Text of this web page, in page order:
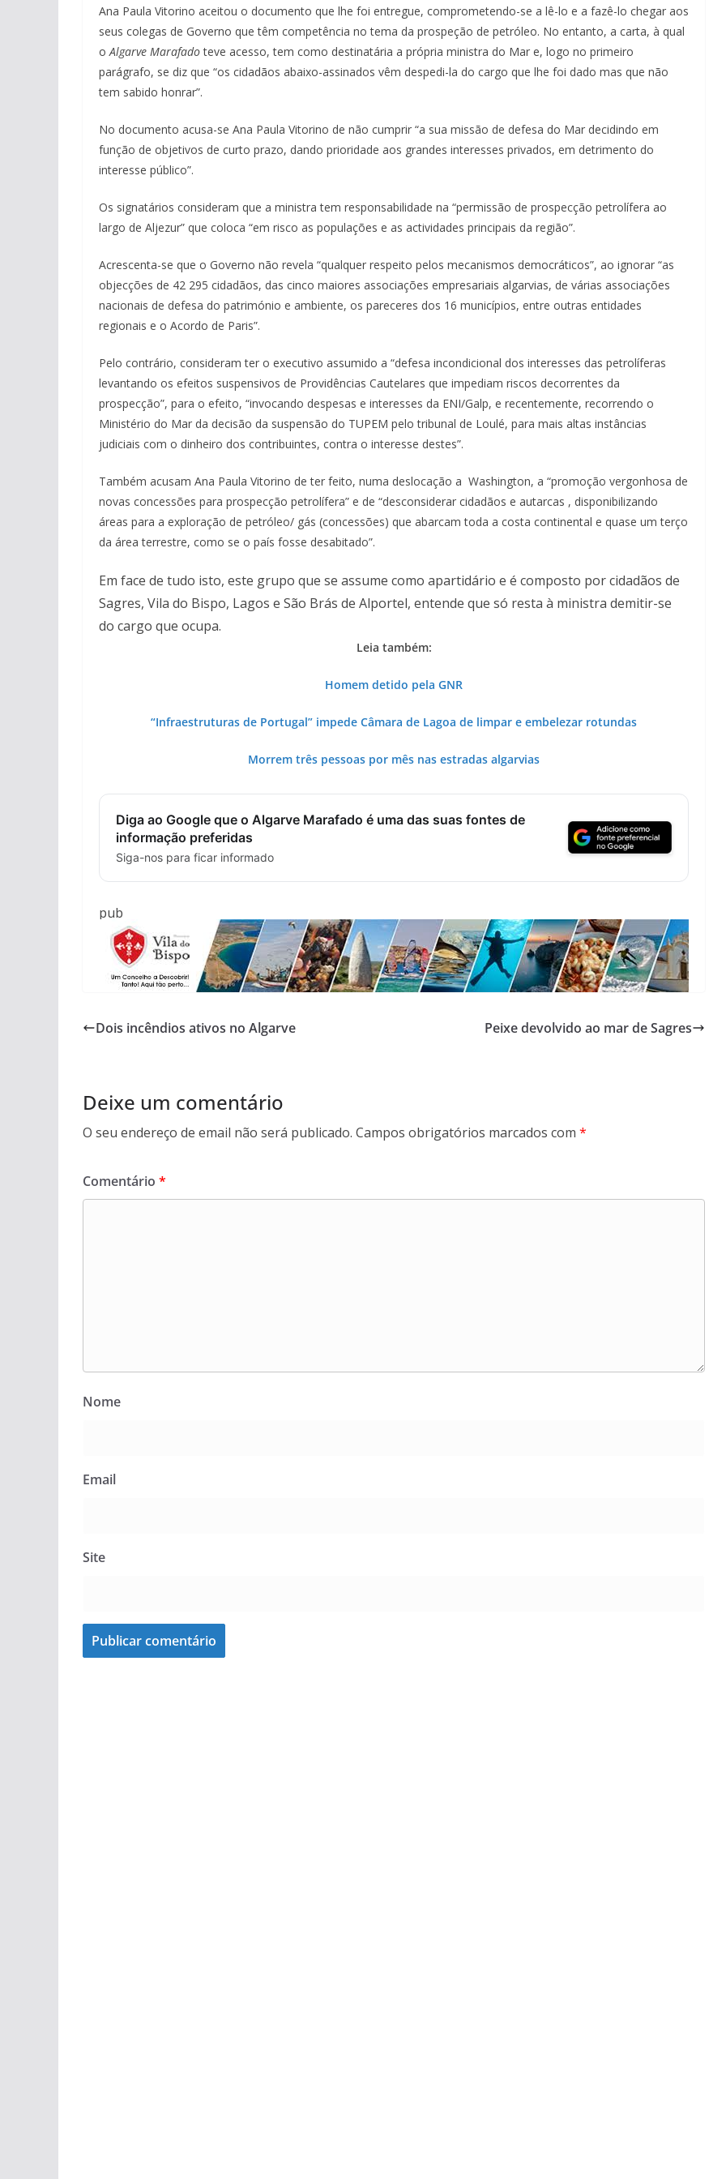
Ana Paula Vitorino aceitou o documento que lhe foi entregue, comprometendo-se a lê-lo e a fazê-lo chegar aos
seus colegas de Governo que têm competência no tema da prospeção de petróleo. No entanto, a carta, à qual
o Algarve Marafadoteve acesso, tem como destinatária a própria ministra do Mar e, logo no primeiro
parágrafo, se diz que “os cidadãos abaixo-assinados vêm despedi-la do cargo que lhe foi dado mas que não
tem sabido honrar”.
No documento acusa-se Ana Paula Vitorino de não cumprir “a sua missão de defesa do Mar decidindo em
função de objetivos de curto prazo, dando prioridade aos grandes interesses privados, em detrimento do
interesse público”.
Os signatários consideram que a ministra tem responsabilidade na “permissão de prospecção petrolífera ao
largo de Aljezur” que coloca “em risco as populações e as actividades principais da região”.
Acrescenta-se que o Governo não revela “qualquer respeito pelos mecanismos democráticos”, ao ignorar “as
objecções de 42 295 cidadãos, das cinco maiores associações empresariais algarvias, de várias associações
nacionais de defesa do património e ambiente, os pareceres dos 16 municípios, entre outras entidades
regionais e o Acordo de Paris”.
Pelo contrário, consideram ter o executivo assumido a “defesa incondicional dos interesses das petrolíferas
levantando os efeitos suspensivos de Providências Cautelares que impediam riscos decorrentes da
prospecção”, para o efeito, “invocando despesas e interesses da ENI/Galp, e recentemente, recorrendo o
Ministério do Mar da decisão da suspensão do TUPEM pelo tribunal de Loulé, para mais altas instâncias
judiciais com o dinheiro dos contribuintes, contra o interesse destes”.
Também acusam Ana Paula Vitorino de ter feito, numa deslocação a Washington, a “promoção vergonhosa de
novas concessões para prospecção petrolífera” e de “desconsiderar cidadãos e autarcas , disponibilizando
áreas para a exploração de petróleo/ gás (concessões) que abarcam toda a costa continental e quase um terço
da área terrestre, como se o país fosse desabitado”.
Em face de tudo isto, este grupo que se assume como apartidário e é composto por cidadãos de
Sagres, Vila do Bispo, Lagos e São Brás de Alportel, entende que só resta à ministra demitir-se
do cargo que ocupa.
Leia também:
Homem detido pela GNR
“Infraestruturas de Portugal” impede Câmara de Lagoa de limpar e embelezar rotundas
Morrem três pessoas por mês nas estradas algarvias
Diga ao Google que o Algarve Marafado é uma das suas fontes de
informação preferidas
Siga-nos para ficar informado
pub
Dois incêndios ativos no Algarve Peixe devolvido ao mar de Sagres
Deixe um comentário
O seu endereço de email não será publicado. Campos obrigatórios marcados com *
Comentário *
Nome
Email
Site
Lagos – A quem pertence a parte superior da
sacristia da Igreja de Santa Maria?!…